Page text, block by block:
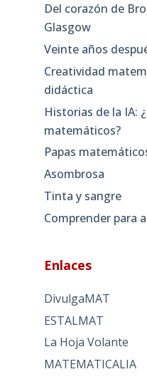
Del corazón de
Glasgow
Veinte años
Creatividad
didáctica
Historias de la IA:
matemáticos?
Papas
Asombrosa
Tinta y sangre
Comprender para
Enlaces
DivulgaMAT
ESTALMAT
La Hoja Volante
MATEMATICALIA